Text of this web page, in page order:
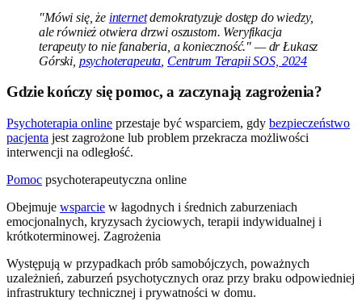
"Mówi się, że internetdemokratyzuje dostęp do wiedzy,
ale również otwiera drzwi oszustom. Weryfikacja
terapeuty to nie fanaberia, a konieczność." — dr Łukasz
Górski, psychoterapeuta Centrum Terapii SOS, 2024
Gdzie kończy się pomoc, a zaczynają zagrożenia?
Psychoterapia online przestaje być wsparciem, gdy bezpieczeństwo
pacjenta jest zagrożone lub problem przekracza możliwości
interwencji na odległość.
Pomoc psychoterapeutyczna online
Obejmuje wsparcie w łagodnych i średnich zaburzeniach
emocjonalnych, kryzysach życiowych, terapii indywidualnej i
krótkoterminowej. Zagrożenia
Występują w przypadkach prób samobójczych, poważnych
uzależnień, zaburzeń psychotycznych oraz przy braku odpowiedniej
infrastruktury technicznej i prywatności w domu.